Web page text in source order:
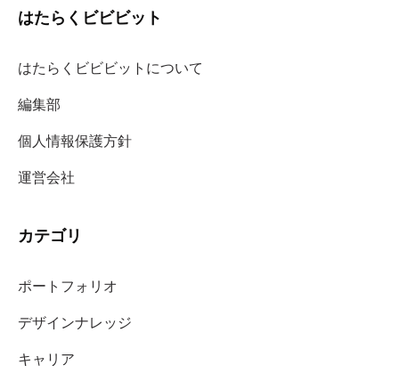
はたらくビビビット
はたらくビビビットについて
編集部
個人情報保護方針
運営会社
カテゴリ
ポートフォリオ
デザインナレッジ
キャリア